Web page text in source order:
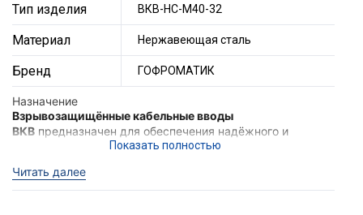
Тип изделия ВКВ-НС-М40-32
Материал Нержавеющая сталь
Бренд ГОФРОМАТИК
Назначение
Взрывозащищённые кабельные вводы
ВКВ предназначен для обеспечения надёжного и
безопасного ввода и фиксациинебронированного
группы в местах (кроме подземных выработок шахт
и их наземных строений), опасных по взрывоопасным
Читать далее